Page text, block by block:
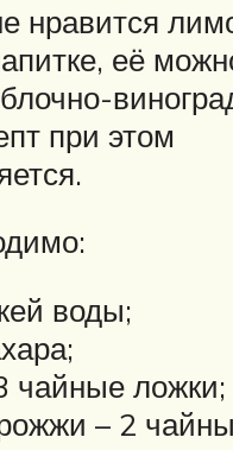
нравится
её
при этом
воды;
чайные ложки;
– 2